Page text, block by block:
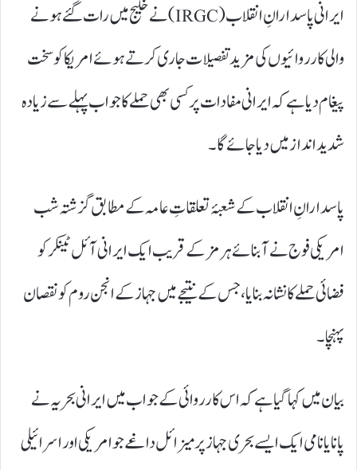
ایرانی پاسدارانِ انقلاب (IRGC) نے خلیج میں رات گئے ہونے
والی کارروائیوں کی مزید تفصیلات جاری کرتے ہوئے امریکا کو سخت
پیغام دیا ہے کہ ایرانی مفادات پر کسی بھی حملے کا جواب پہلے سے زیادہ
شدید انداز میں دیا جائے گا۔
پاسدارانِ انقلاب کے شعبۂ تعلقاتِ عامہ کے مطابق گزشتہ شب
امریکی فوج نے آبنائے ہرمز کے قریب ایک ایرانی آئل ٹینکر کو
فضائی حملے کا نشانہ بنایا، جس کے نتیجے میں جہاز کے انجن روم کو نقصان
پہنچا۔
بیان میں کہا گیا ہے کہ اس کارروائی کے جواب میں ایرانی بحریہ نے
پانایا نامی ایک ایسے بحری جہاز پر میزائل داغے جو امریکی اور اسرائیلی